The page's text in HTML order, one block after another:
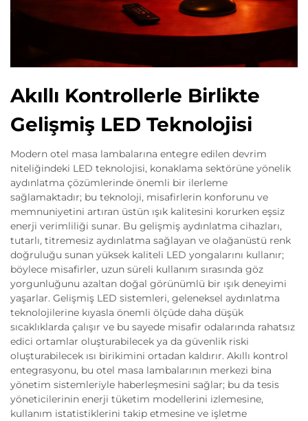
Akıllı Kontrollerle Birlikte
Gelişmiş LED Teknolojisi
Modern otel masa lambalarına entegre edilen devrim
niteliğindeki LED teknolojisi, konaklama sektörüne yönelik
aydınlatma çözümlerinde önemli bir ilerleme
sağlamaktadır; bu teknoloji, misafirlerin konforunu ve
memnuniyetini artıran üstün ışık kalitesini korurken eşsiz
enerji verimliliği sunar. Bu gelişmiş aydınlatma cihazları,
tutarlı, titremesiz aydınlatma sağlayan ve olağanüstü renk
doğruluğu sunan yüksek kaliteli LED yongalarını kullanır;
böylece misafirler, uzun süreli kullanım sırasında göz
yorgunluğunu azaltan doğal görünümlü bir ışık deneyimi
yaşarlar. Gelişmiş LED sistemleri, geleneksel aydınlatma
teknolojilerine kıyasla önemli ölçüde daha düşük
sıcaklıklarda çalışır ve bu sayede misafir odalarında rahatsız
edici ortamlar oluşturabilecek ya da güvenlik riski
oluşturabilecek ısı birikimini ortadan kaldırır. Akıllı kontrol
entegrasyonu, bu otel masa lambalarının merkezi bina
yönetim sistemleriyle haberleşmesini sağlar; bu da tesis
yöneticilerinin enerji tüketim modellerini izlemesine,
kullanım istatistiklerini takip etmesine ve işletme